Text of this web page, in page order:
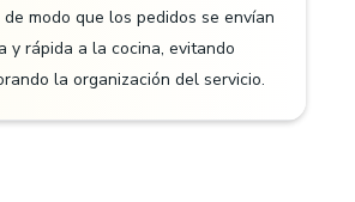
modo que los pedidos se envían
y rápida a la cocina, evitando
la organización del servicio.